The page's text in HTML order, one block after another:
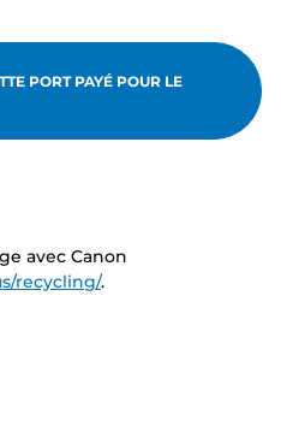
PORT PAYÉ POUR LE
avec Canon
recycling/.